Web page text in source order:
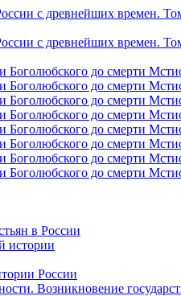
с древнейших времен.
с древнейших времен.
Боголюбского до смерти
Боголюбского до смерти
Боголюбского до смерти
Боголюбского до смерти
Боголюбского до смерти
Боголюбского до смерти
Боголюбского до смерти
Боголюбского до смерти
в России
истории
России
Возникновение